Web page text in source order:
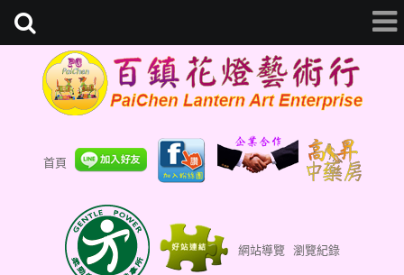
首頁
網站導覽 瀏覽紀錄